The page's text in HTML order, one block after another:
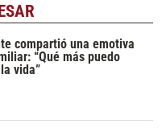
compartió una emotiva
“Qué más puedo
vida”